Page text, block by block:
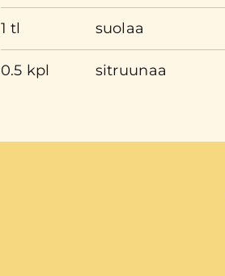
1 tl suolaa
0.5 kpl sitruunaa